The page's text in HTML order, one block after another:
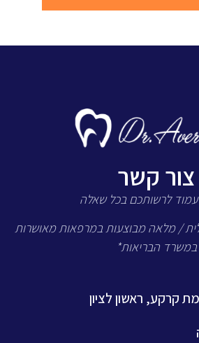
צור קשר
לרשותכם בכל שאלה
/ מלאה מבוצעות במרפאות מאושרות
במשרד הבריאות*